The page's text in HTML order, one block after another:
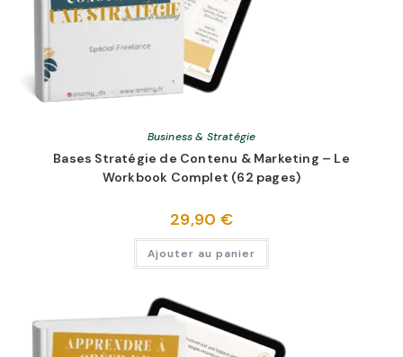
Business & Stratégie
Bases Stratégie de Contenu & Marketing – Le
Workbook Complet (62 pages)
29,90 €
Ajouter au panier